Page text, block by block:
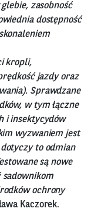
zasobność
dostępność
kropli,
jazdy oraz
Sprawdzane
w tym łączne
i insektycydów
wyzwaniem jest
to odmian
są nowe
ochrony
Kaczorek.